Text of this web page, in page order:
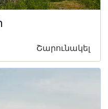
Շարունակել